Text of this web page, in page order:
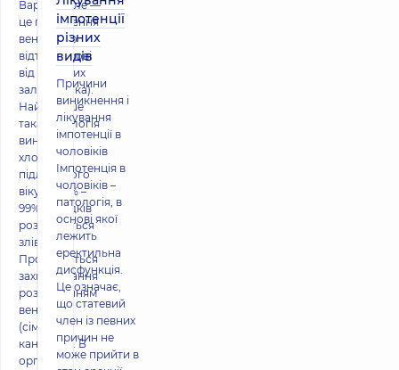
Варикоцеле —
це порушення
венозного
відтоку крові
від статевих
залоз (яєчка).
Найчастіше
така патологія
виникає у
хлопчиків
підліткового
віку і в 97% –
99% випадків
розвивається
зліва.
Проявляється
захворювання
розширенням
вен яєчка
(сім'яного
канатика). В
організмі
імпотенції
різних
видів
Причини
виникнення і
лікування
імпотенції в
чоловіків
Імпотенція в
чоловіків –
патологія, в
основі якої
лежить
еректильна
дисфункція.
Це означає,
що статевий
член із певних
причин не
може прийти в